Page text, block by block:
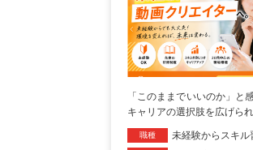
「このままでいいのか」
キャリアの選択肢を広げら
職種
未経験からスキ